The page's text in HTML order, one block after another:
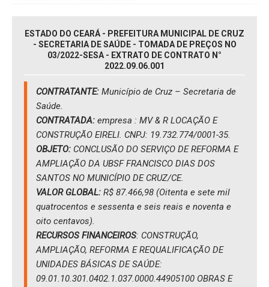
ESTADO DO CEARÁ - PREFEITURA MUNICIPAL DE CRUZ
- SECRETARIA DE SAÚDE - TOMADA DE PREÇOS NO
03/2022-SESA - EXTRATO DE CONTRATO N°
2022.09.06.001
CONTRATANTE: Município de Cruz – Secretaria de
Saúde.
CONTRATADA: empresa : MV & R LOCAÇÃO E
CONSTRUÇÃO EIRELI. CNPJ: 19.732.774/0001-35.
OBJETO: CONCLUSÃO DO SERVIÇO DE REFORMA E
AMPLIAÇÃO DA UBSF FRANCISCO DIAS DOS
SANTOS NO MUNICÍPIO DE CRUZ/CE.
VALOR GLOBAL: R$ 87.466,98 (Oitenta e sete mil
quatrocentos e sessenta e seis reais e noventa e
oito centavos).
RECURSOS FINANCEIROS: CONSTRUÇÃO,
AMPLIAÇÃO, REFORMA E REQUALIFICAÇÃO DE
UNIDADES BÁSICAS DE SAÚDE:
09.01.10.301.0402.1.037.0000.44905100 OBRAS E